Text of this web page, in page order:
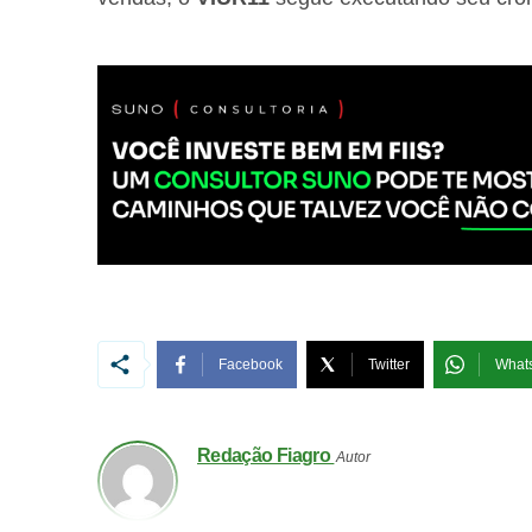
Facebook Twitter
Redação Fiagro Autor